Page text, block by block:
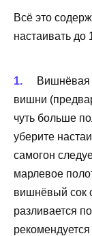
Всё это
настаивать до
Вишнёвая
вишни
чуть больше
уберите
самогон
марлевое
вишнёвый сок
разливается
рекомендуется